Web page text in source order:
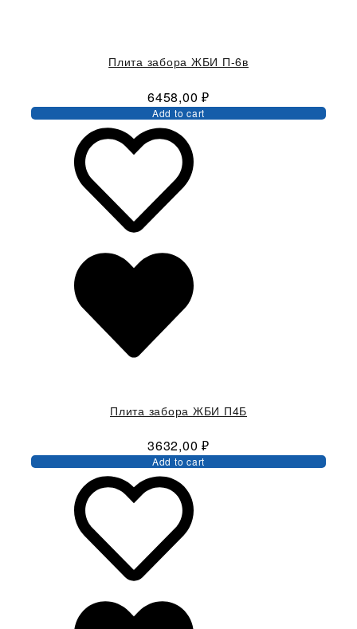
Плита забора ЖБИ П-6в
6458,00₽
Add to cart
Плита забора ЖБИ П4Б
3632,00₽
Add to cart